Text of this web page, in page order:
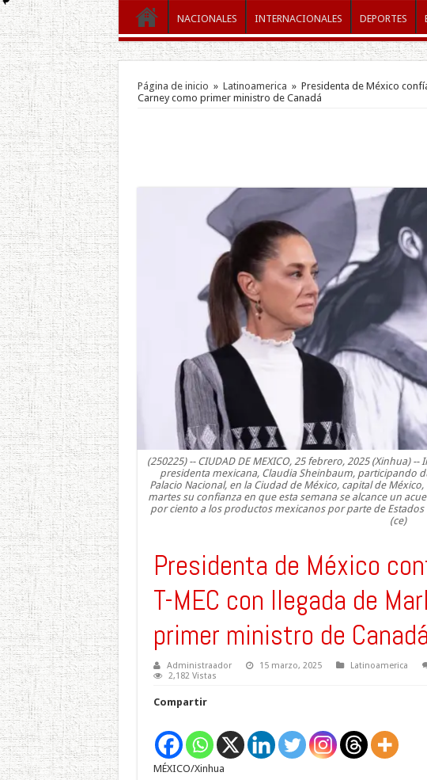
NACIONALES INTERNACIONALES DEPORTES
Página de inicio » Latinoamerica » Presidenta de México
Carney como primer ministro de Canadá
(250225) -- CIUDAD DE MEXICO, 25 febrero, 2025 (Xinhua)
presidenta mexicana, Claudia Sheinbaum, participando
Palacio Nacional, en la Ciudad de México, capital de
martes su confianza en que esta semana se alcance un
por ciento a los productos mexicanos por parte de
(ce)
Presidenta de México
T-MEC con llegada de
primer ministro de Canadá
Administraador 15 marzo, 2025 Latinoamerica
2,182 Vistas
Compartir
MÉXICO/Xinhua